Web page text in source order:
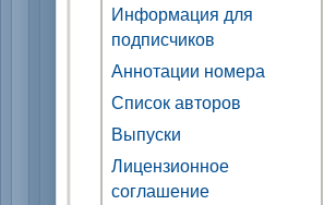
Информация для
подписчиков
Аннотации номера
Список авторов
Выпуски
Лицензионное
соглашение